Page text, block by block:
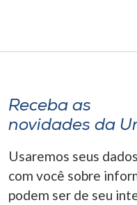
Receba as
novidades da
Usaremos seus
com você sobre
podem ser de seu